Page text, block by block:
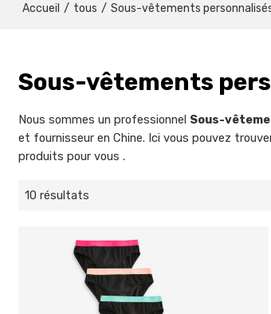
Accueil / tous / Sous-vêtements
Sous-vêtements
Nous sommes un professionnel Sous-
et fournisseur en Chine. Ici vous pouvez
produits pour vous .
10 résultats